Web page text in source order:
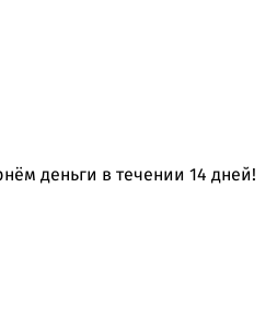
деньги в течении 14 дней!